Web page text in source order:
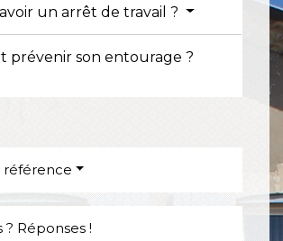
un arrêt de travail ?
prévenir son entourage ?
référence
? Réponses !